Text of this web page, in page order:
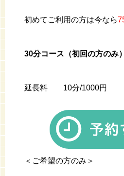
初めてご利用の方は今なら
30分コース（初回の方のみ）
延長料 10分/1000円
＜ご希望の方のみ＞